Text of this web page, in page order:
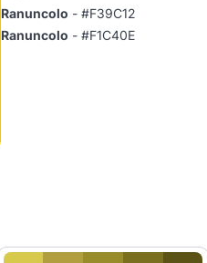
Ranuncolo - #F39C12
Ranuncolo - #F1C40E